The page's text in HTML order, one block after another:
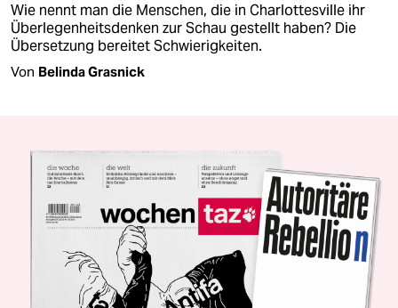
Wie nennt man die Menschen, die in Charlottesville ihr
Überlegenheitsdenken zur Schau gestellt haben? Die
Übersetzung bereitet Schwierigkeiten.
Von Belinda Grasnick